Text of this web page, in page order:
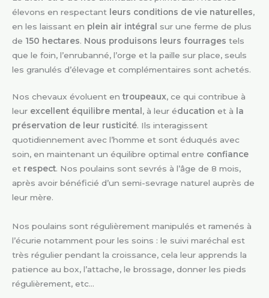
élevons en respectant leurs conditions de vie naturelles,
en les laissant en plein air intégral sur une ferme de plus
de 150 hectares. Nous produisons leurs fourrages tels
que le foin, l’enrubanné, l’orge et la paille sur place, seuls
les granulés d’élevage et complémentaires sont achetés.
Nos chevaux évoluent entroupeaux, ce qui contribue à
leur excellent équilibre mental , à leur éducation et à
la
préservation de leur rusticité. Ils interagissent
quotidiennement avec l’homme et sont éduqués avec
soin, en maintenant un équilibre optimal entre confiance
et respect. Nos poulains sont sevrés à l’âge de 8 mois,
après avoir bénéficié d’un semi-sevrage naturel auprès de
leur mère.
Nos poulains sont régulièrement manipulés et ramenés à
l’écurie notamment pour les soins : le suivi maréchal est
très régulier pendant la croissance, cela leur apprends la
patience au box, l’attache, le brossage, donner les pieds
régulièrement, etc…